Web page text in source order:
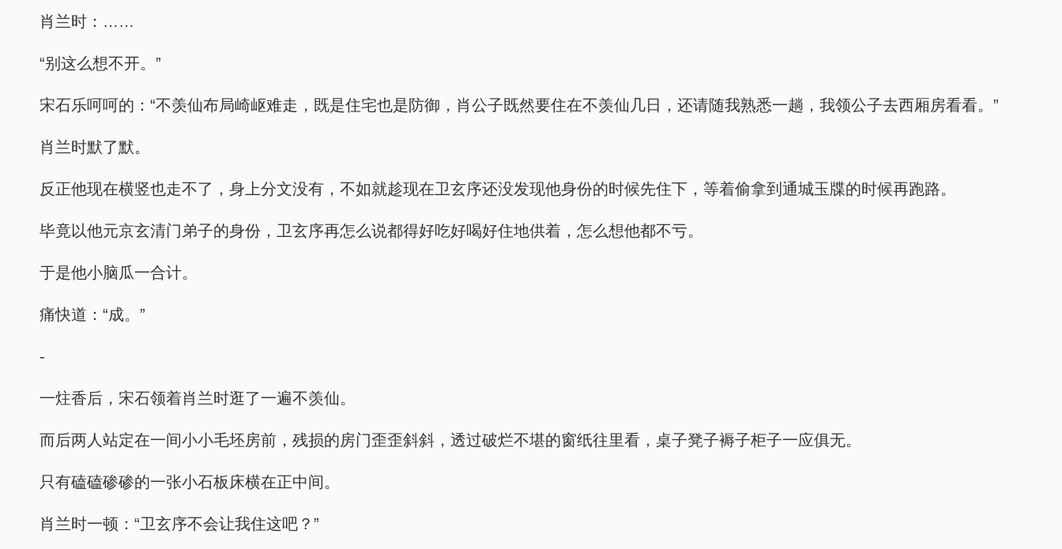
肖兰时：……
“别这么想不开。”
宋石乐呵呵的：“不羡仙布局崎岖难走，既是住宅也是防御，肖公子既然要住在不羡仙几日，还请随我熟悉一趟，我领公子去西厢房看看。”
肖兰时默了默。
反正他现在横竖也走不了，身上分文没有，不如就趁现在卫玄序还没发现他身份的时候先住下，等着偷拿到通城玉牒的时候再跑路。
毕竟以他元京玄清门弟子的身份，卫玄序再怎么说都得好吃好喝好住地供着，怎么想他都不亏。
于是他小脑瓜一合计。
痛快道：“成。”
-
一炷香后，宋石领着肖兰时逛了一遍不羡仙。
而后两人站定在一间小小毛坯房前，残损的房门歪歪斜斜，透过破烂不堪的窗纸往里看，桌子凳子褥子柜子一应俱无。
只有磕磕碜碜的一张小石板床横在正中间。
肖兰时一顿：“卫玄序不会让我住这吧？”